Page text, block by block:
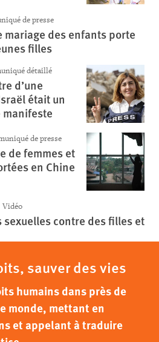
de presse
mariage des enfants porte
filles
détaillé
d’une
était un
manifeste
de presse
de femmes et
en Chine
Vidéo
sexuelles contre des filles et
sauver des vies
humains dans près de
monde, mettant en
et appelant à traduire